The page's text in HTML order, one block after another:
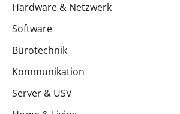
Angaben zu
Angaben zu
Batterie
Hardware & Netzwerk
Software
Bürotechnik
Kommunikation
Server & USV